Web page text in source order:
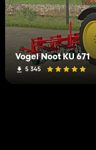
Vogel Noot KU 671
5 345